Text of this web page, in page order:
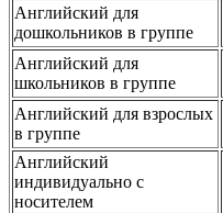
Английский для
дошкольников в группе
Английский для
школьников в группе
Английский для взрослых
в группе
Английский
индивидуально с
носителем